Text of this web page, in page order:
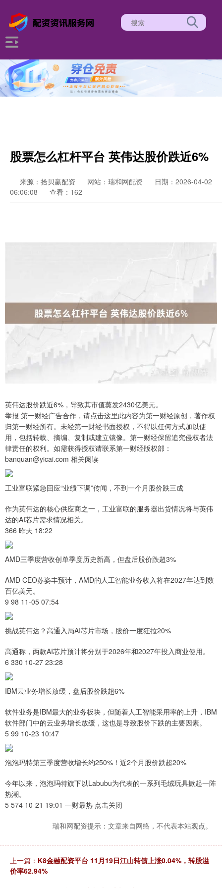
股票怎么杠杆平台 英伟达股价跌近6%
来源：拾贝赢配资 网站：瑞和网配资
日期：2026-04-02
06:06:08
查看：162
英伟达股价跌近6%，导致其市值蒸发2430亿美元。
举报 第一财经广告合作，请点击这里此内容为第一财经原创，著作权
归第一财经所有。未经第一财经书面授权，不得以任何方式加以使
用，包括转载、摘编、复制或建立镜像。第一财经保留追究侵权者法
律责任的权利。如需获得授权请联系第一财经版权部：
banquan@yicai.com 相关阅读
工业富联紧急回应“业绩下调”传闻，不到一个月股价跌三成
作为英伟达的核心供应商之一，工业富联的服务器出货情况将与英伟
达的AI芯片需求情况相关。
366 昨天 18:22
AMD三季度营收创单季度历史新高，但盘后股价跌超3%
AMD CEO苏姿丰预计，AMD的人工智能业务收入将在2027年达到数
百亿美元。
9 98 11-05 07:54
挑战英伟达？高通入局AI芯片市场，股价一度狂拉20%
高通称，两款AI芯片预计将分别于2026年和2027年投入商业使用。
6 330 10-27 23:28
IBM云业务增长放缓，盘后股价跌超6%
软件业务是IBM最大的业务板块，但随着人工智能采用率的上升，IBM
软件部门中的云业务增长放缓，这也是导致股价下跌的主要因素。
5 99 10-23 10:47
泡泡玛特第三季度营收增长约250%！近2个月股价跌超20%
今年以来，泡泡玛特旗下以Labubu为代表的一系列毛绒玩具掀起一阵
热潮。
5 574 10-21 19:01 一财最热 点击关闭
瑞和网配资提示：文章来自网络，不代表本站观点。
上一篇： K8金融配资平台 11月19日江山转债上涨0.04%，转股溢
价率62.94%